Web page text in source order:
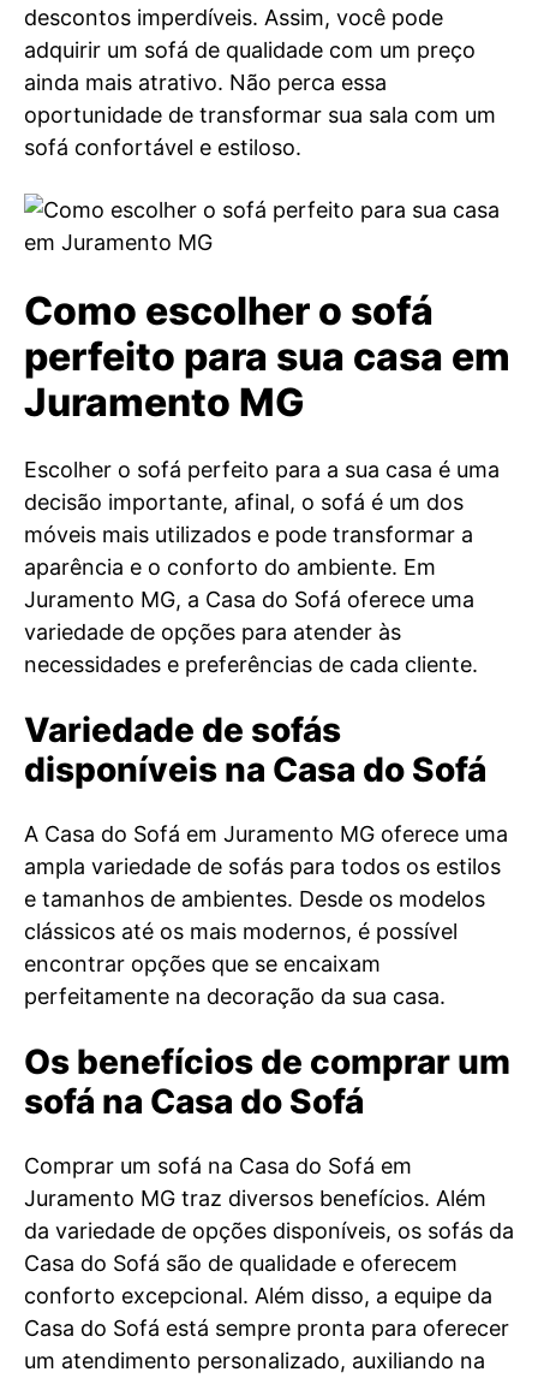
descontos imperdíveis. Assim, você pode
adquirir um sofá de qualidade com um preço
ainda mais atrativo. Não perca essa
oportunidade de transformar sua sala com um
sofá confortável e estiloso.
Como escolher o sofá
perfeito para sua casa em
Juramento MG
Escolher o sofá perfeito para a sua casa é uma
decisão importante, afinal, o sofá é um dos
móveis mais utilizados e pode transformar a
aparência e o conforto do ambiente. Em
Juramento MG, a Casa do Sofá oferece uma
variedade de opções para atender às
necessidades e preferências de cada cliente.
Variedade de sofás
disponíveis na Casa do Sofá
A Casa do Sofá em Juramento MG oferece uma
ampla variedade de sofás para todos os estilos
e tamanhos de ambientes. Desde os modelos
clássicos até os mais modernos, é possível
encontrar opções que se encaixam
perfeitamente na decoração da sua casa.
Os benefícios de comprar um
sofá na Casa do Sofá
Comprar um sofá na Casa do Sofá em
Juramento MG traz diversos benefícios. Além
da variedade de opções disponíveis, os sofás da
Casa do Sofá são de qualidade e oferecem
conforto excepcional. Além disso, a equipe da
Casa do Sofá está sempre pronta para oferecer
um atendimento personalizado, auxiliando na